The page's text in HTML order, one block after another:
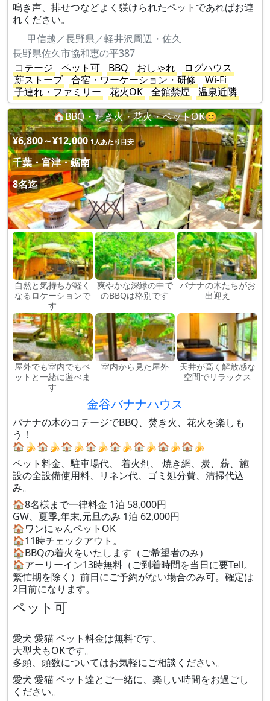
鳴き声、排せつなどよく躾けられたペットであればお連
れください。
甲信越／長野県／軽井沢周辺・佐久
長野県佐久市協和恵の平387
コテージ
ペット可 BBQ おしゃれ
ログハウス
薪ストーブ
合宿・ワーケーション・研修
Wi-Fi
子連れ・ファミリー
花火OK 全館禁煙
温泉近隣
🏠BBQ・たき火・花火・ペットOK😊
¥6,800～¥12,000 1人あたり目安
千葉・富津・鋸南
8名迄
自然と気持ちが軽く
なるロケーションで
す
爽やかな深緑の中で
のBBQは格別です
バナナの木たちがお
出迎え
屋外でも室内でもペ
ットと一緒に遊べま
す
室内から見た屋外
天井が高く解放感な
空間でリラックス
金谷バナナハウス
バナナの木のコテージでBBQ、焚き火、花火を楽しも
う！
🏠🍌🏠🍌🏠🍌🏠🍌🏠🍌🏠🍌🏠🍌🏠🍌
ペット料金、駐車場代、 着火剤、 焼き網、炭、薪、施
設の全設備使用料、リネン代、ゴミ処分費、清掃代込
み。
🏠8名様まで一律料金 1泊 58,000円
GW、夏季,年末,元旦のみ 1泊 62,000円
🏠ワンにゃんペットOK
🏠11時チェックアウト。
🏠BBQの着火をいたします（ご希望者のみ）
🏠アーリーイン13時無料（ご到着時間を当日に要Tell。
繁忙期を除く）前日にご予約がない場合のみ可。確定は
2日前になります。
ペット可
愛犬 愛猫 ペット料金は無料です。
大型犬もOKです。
多頭、頭数についてはお気軽にご相談ください。
愛犬 愛猫 ペット達とご一緒に、楽しい時間をお過ごし
ください。